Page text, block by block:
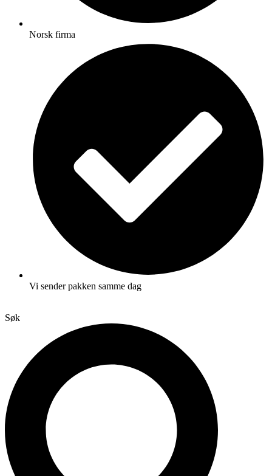
Norsk firma
Vi sender pakken samme dag
Søk